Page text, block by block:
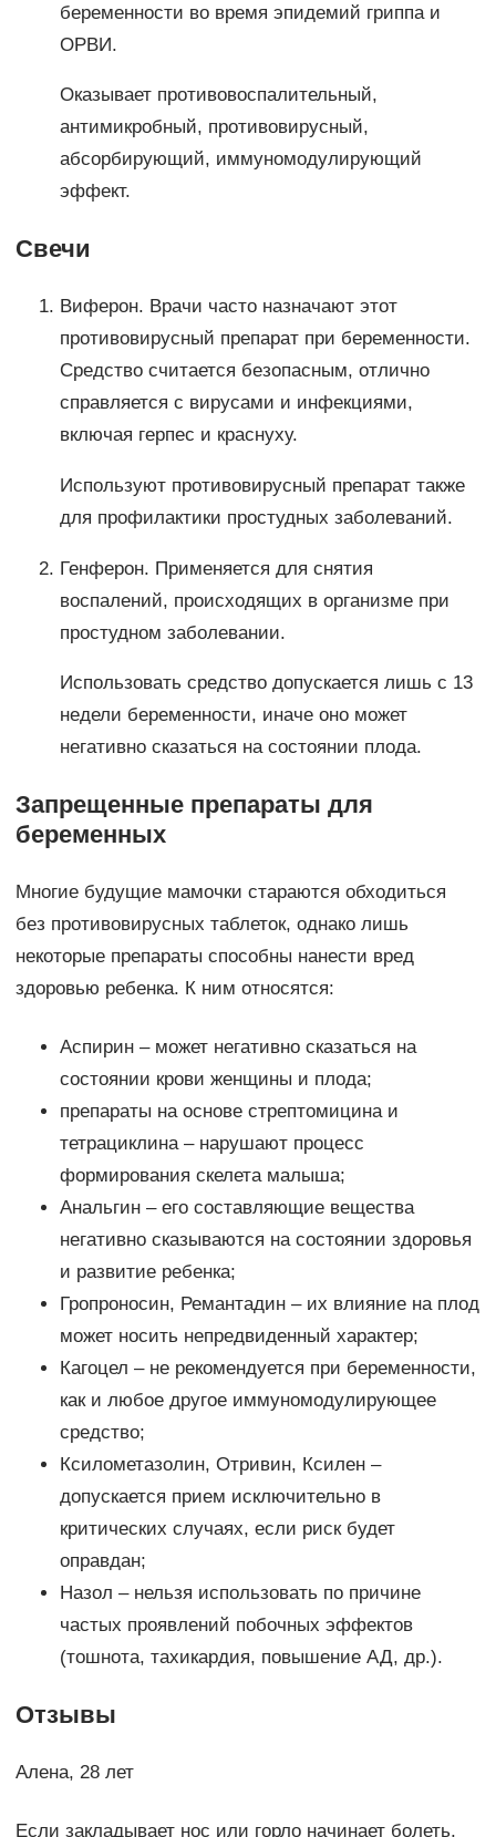
беременности во время эпидемий гриппа и
ОРВИ.
Оказывает противовоспалительный,
антимикробный, противовирусный,
абсорбирующий, иммуномодулирующий
эффект.
Свечи
Виферон. Врачи часто назначают этот
противовирусный препарат при беременности.
Средство считается безопасным, отлично
справляется с вирусами и инфекциями,
включая герпес и краснуху.
Используют противовирусный препарат также
для профилактики простудных заболеваний.
Генферон. Применяется для снятия
воспалений, происходящих в организме при
простудном заболевании.
Использовать средство допускается лишь с 13
недели беременности, иначе оно может
негативно сказаться на состоянии плода.
Запрещенные препараты для
беременных
Многие будущие мамочки стараются обходиться
без противовирусных таблеток, однако лишь
некоторые препараты способны нанести вред
здоровью ребенка. К ним относятся:
Аспирин – может негативно сказаться на
состоянии крови женщины и плода;
препараты на основе стрептомицина и
тетрациклина – нарушают процесс
формирования скелета малыша;
Анальгин – его составляющие вещества
негативно сказываются на состоянии здоровья
и развитие ребенка;
Гропроносин, Ремантадин – их влияние на плод
может носить непредвиденный характер;
Кагоцел – не рекомендуется при беременности,
как и любое другое иммуномодулирующее
средство;
Ксилометазолин, Отривин, Ксилен –
допускается прием исключительно в
критических случаях, если риск будет
оправдан;
Назол – нельзя использовать по причине
частых проявлений побочных эффектов
(тошнота, тахикардия, повышение АД, др.).
Отзывы
Алена, 28 лет
Если закладывает нос или горло начинает болеть,